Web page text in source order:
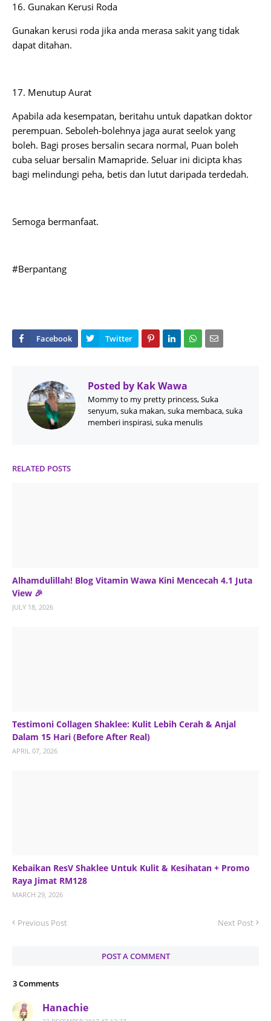
16. Gunakan Kerusi Roda
Gunakan kerusi roda jika anda merasa sakit yang tidak
dapat ditahan.
17. Menutup Aurat
Apabila ada kesempatan, beritahu untuk dapatkan doktor
perempuan. Seboleh-bolehnya jaga aurat seelok yang
boleh. Bagi proses bersalin secara normal, Puan boleh
cuba seluar bersalin Mamapride. Seluar ini dicipta khas
bagi melindungi peha, betis dan lutut daripada terdedah.
Semoga bermanfaat.
#Berpantang
Posted by Kak Wawa
Mommy to my pretty princess, Suka
senyum, suka makan, suka membaca, suka
memberi inspirasi, suka menulis
RELATED POSTS
Alhamdulillah! Blog Vitamin Wawa Kini Mencecah 4.1 Juta
View 🎉
JULY 18, 2026
Testimoni Collagen Shaklee: Kulit Lebih Cerah & Anjal
Dalam 15 Hari (Before After Real)
APRIL 07, 2026
Kebaikan ResV Shaklee Untuk Kulit & Kesihatan + Promo
Raya Jimat RM128
MARCH 29, 2026
Previous Post Next Post
POST A COMMENT
3 Comments
Hanachie